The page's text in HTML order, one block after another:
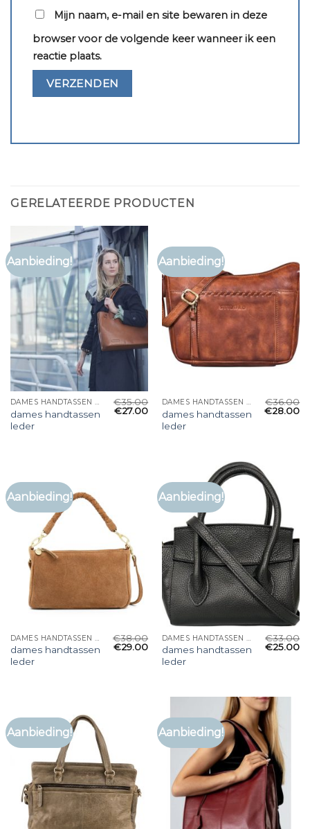
Mijn naam, e-mail en site bewaren in deze
browser voor de volgende keer wanneer ik een
reactie plaats.
GERELATEERDE PRODUCTEN
Aanbieding!
DAMES HANDTASSEN LEDER
dames handtassen
leder
€35.00
€27.00
Aanbieding!
DAMES HANDTASSEN LEDER
dames handtassen
leder
€36.00
€28.00
Aanbieding!
DAMES HANDTASSEN LEDER
dames handtassen
leder
€38.00
€29.00
Aanbieding!
DAMES HANDTASSEN LEDER
dames handtassen
leder
€33.00
€25.00
Aanbieding! Aanbieding!